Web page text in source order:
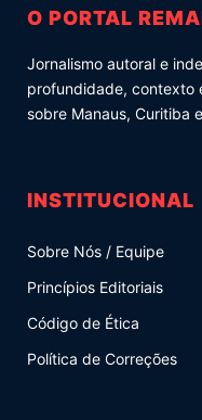
O PORTAL
Jornalismo autoral e
profundidade, contexto
sobre Manaus, Curitiba
INSTITUCIONAL
Sobre Nós / Equipe
Princípios Editoriais
Código de Ética
Política de Correções